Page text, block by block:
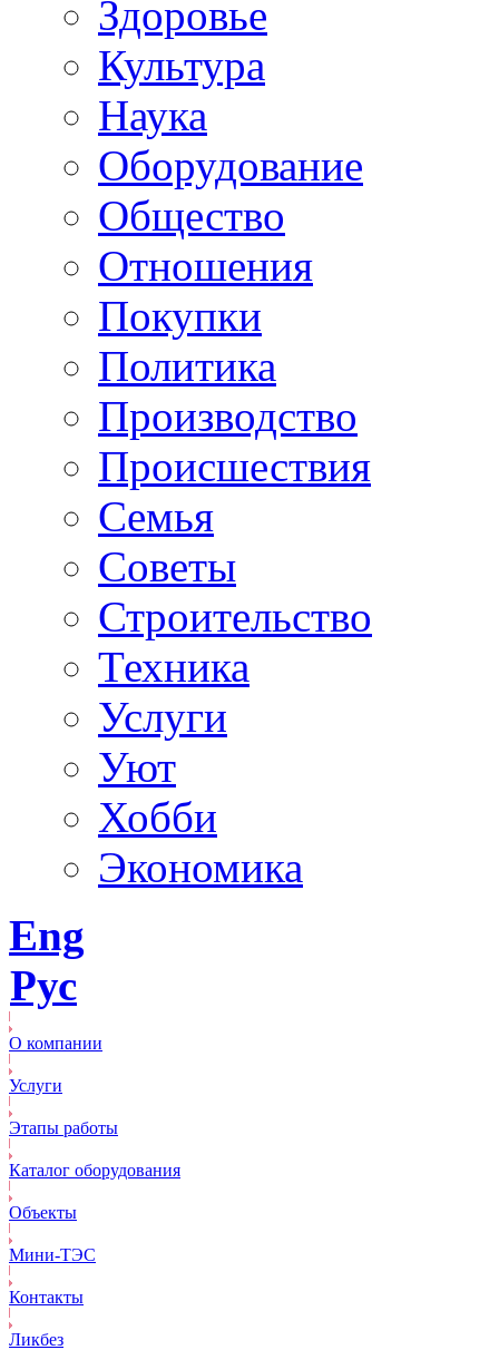
Здоровье
Культура
Наука
Оборудование
Общество
Отношения
Покупки
Политика
Производство
Происшествия
Семья
Советы
Строительство
Техника
Услуги
Уют
Хобби
Экономика
Eng
Рус
О компании
Услуги
Этапы работы
Каталог оборудования
Объекты
Mини-ТЭС
Контакты
Ликбез